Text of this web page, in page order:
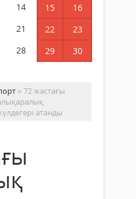
14 15
16
21 22
23
28 29
30
» 72 жастағы
атанды